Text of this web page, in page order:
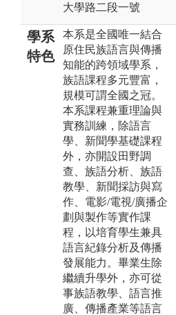
大學路二段一號
學系
特色
本系是全國唯一結合
原住民族語言與傳播
知能的跨領域學系，
族語課程多元豐富，
規模可謂全國之冠。
本系課程兼重理論與
實務訓練，除語言
學、新聞學基礎課程
外，亦開設田野調
查、族語分析、族語
教學、新聞採訪與寫
作、電影/電視/廣播企
劃與製作等實作課
程，以培育學生兼具
語言紀錄分析及傳播
發展能力。畢業生除
繼續升學外，亦可從
事族語教學、語言推
廣、傳播產業等語言